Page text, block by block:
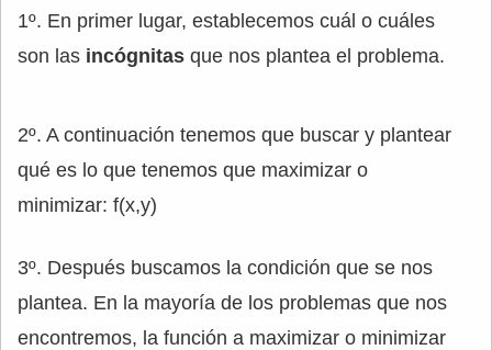
1º. En primer lugar, establecemos cuál o cuáles
son las incógnitas que nos plantea el problema.
2º. A continuación tenemos que buscar y plantear
qué es lo que tenemos que maximizar o
minimizar: f(x,y)
3º. Después buscamos la condición que se nos
plantea. En la mayoría de los problemas que nos
encontremos, la función a maximizar o minimizar